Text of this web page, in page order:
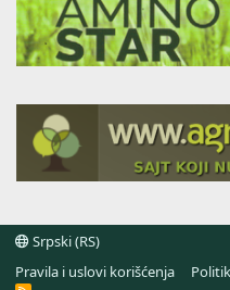
Srpski (RS)
Pravila i uslovi korišćenja